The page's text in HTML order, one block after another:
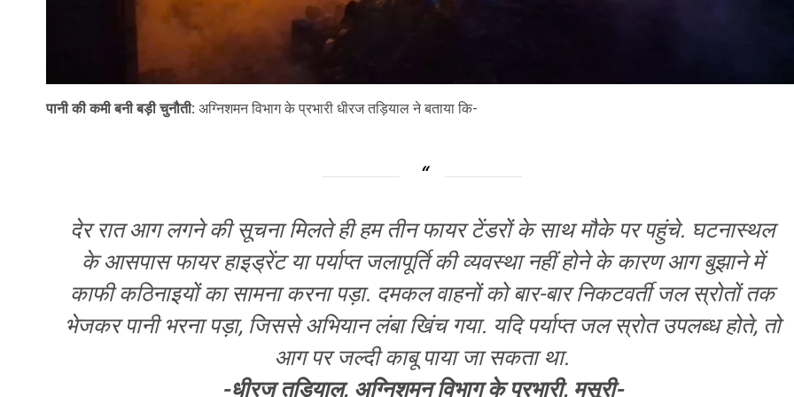
पानी की कमी बनी बड़ी चुनौती: अग्निशमन विभाग के प्रभारी धीरज तड़ियाल ने बताया कि-
देर रात आग लगने की सूचना मिलते ही हम तीन फायर टेंडरों के साथ मौके पर पहुंचे. घटनास्थल
के आसपास फायर हाइड्रेंट या पर्याप्त जलापूर्ति की व्यवस्था नहीं होने के कारण आग बुझाने में
काफी कठिनाइयों का सामना करना पड़ा. दमकल वाहनों को बार-बार निकटवर्ती जल स्रोतों तक
भेजकर पानी भरना पड़ा, जिससे अभियान लंबा खिंच गया. यदि पर्याप्त जल स्रोत उपलब्ध होते, तो
आग पर जल्दी काबू पाया जा सकता था.
-धीरज तड़ियाल, अग्निशमन विभाग के प्रभारी, मसूरी-